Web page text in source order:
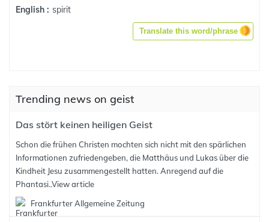
English : spirit
Translate this word/phrase
Trending news on geist
Das stört keinen heiligen Geist
Schon die frühen Christen mochten sich nicht mit den spärlichen
Informationen zufriedengeben, die Matthäus und Lukas über die
Kindheit Jesu zusammengestellt hatten. Anregend auf die
Phantasi..View article
Frankfurter Allgemeine Zeitung